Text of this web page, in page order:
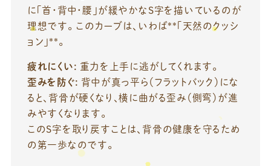
に「首・背中・腰」が緩やかなS字を描いているのが
理想です。 このカーブは、いわば**「天然のクッシ
ョン」**。
疲れにくい: 重力を上手に逃がしてくれます。
歪みを防ぐ: 背中が真っ平ら（フラットバック）にな
ると、背骨が硬くなり、横に曲がる歪み（側弯）が進
みやすくなります。
このS字を取り戻すことは、背骨の健康を守るため
の第一歩なのです。